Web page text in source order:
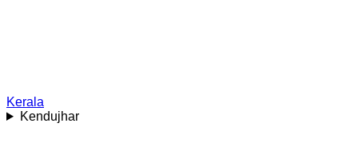
Kerala
Kendujhar